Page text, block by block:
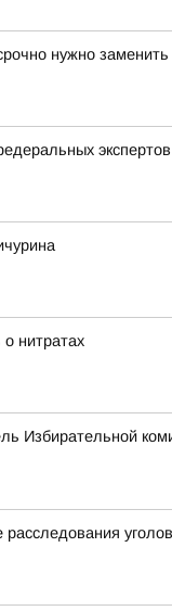
нужно заменить
экспертов
нитратах
Избирательной